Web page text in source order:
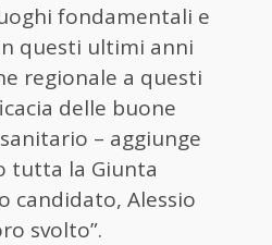
fondamentali e
questi ultimi anni
regionale a questi
delle buone
– aggiunge
tutta la Giunta
candidato, Alessio
svolto”.